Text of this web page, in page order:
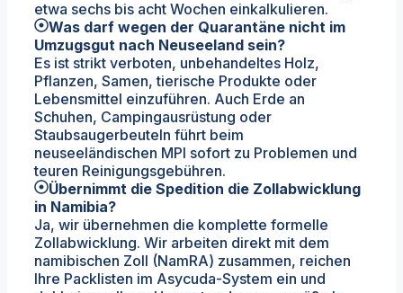
etwa sechs bis acht Wochen einkalkulieren.
Was darf wegen der Quarantäne nicht im
Umzugsgut nach Neuseeland sein?
Es ist strikt verboten, unbehandeltes Holz,
Pflanzen, Samen, tierische Produkte oder
Lebensmittel einzuführen. Auch Erde an
Schuhen, Campingausrüstung oder
Staubsaugerbeuteln führt beim
neuseeländischen MPI sofort zu Problemen und
teuren Reinigungsgebühren.
Übernimmt die Spedition die Zollabwicklung
in Namibia?
Ja, wir übernehmen die komplette formelle
Zollabwicklung. Wir arbeiten direkt mit dem
namibischen Zoll (NamRA) zusammen, reichen
Ihre Packlisten im Asycuda-System ein und